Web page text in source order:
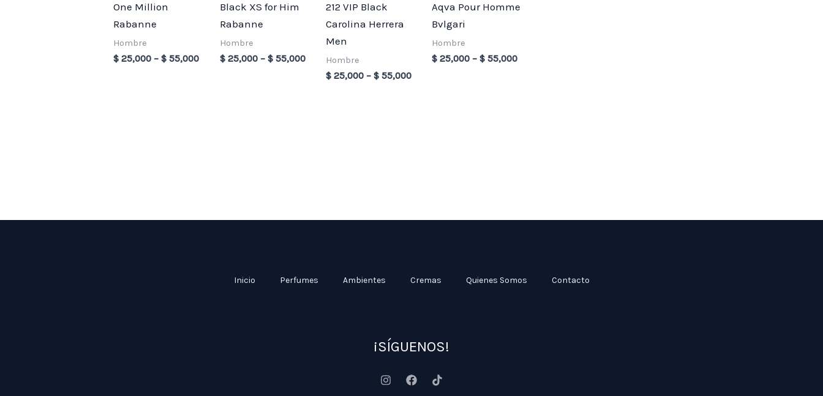
One Million
Rabanne
Hombre
$ 25,000 – $ 55,000
Black XS for Him
Rabanne
Hombre
$25,000 – $55,000
212 VIP Black
Carolina Herrera
Men
Hombre
$ 25,000 – $ 55,000
Aqva Pour Homme
Bvlgari
Hombre
$ 25,000 – $ 55,000
Inicio Perfumes Ambientes Cremas Quienes Somos Contacto
¡SÍGUENOS!